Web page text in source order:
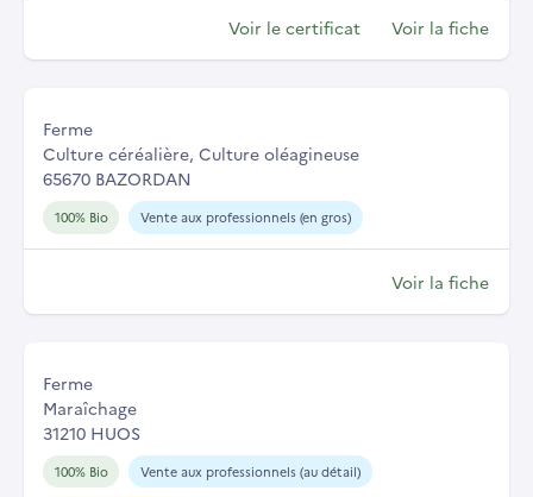
Voir le certificat Voir la fiche
Ferme
Culture céréalière, Culture oléagineuse
65670 BAZORDAN
100% Bio Vente aux professionnels (en gros)
Voir la fiche
Ferme
Maraîchage
31210 HUOS
100% Bio Vente aux professionnels (au détail)